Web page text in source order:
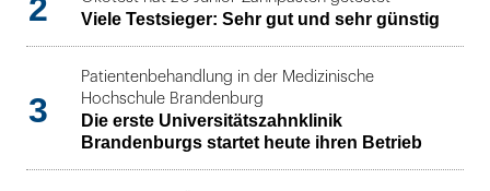
2 Viele Testsieger: Sehr gut und sehr günstig
3
Patientenbehandlung in der Medizinische
Hochschule Brandenburg
Die erste Universitätszahnklinik
Brandenburgs startet heute ihren Betrieb